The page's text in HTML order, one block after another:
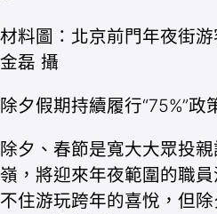
材料圖：北京前門年夜街
金磊 攝
除夕假期持續履行“75%”政
除夕、春節是寬大大眾投
嶺，將迎來年夜範圍的職
不住游玩跨年的喜悅，但